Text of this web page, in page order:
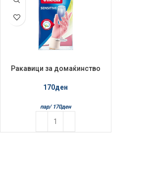
Ракавици за домаќинство
170ден
пар/ 170ден